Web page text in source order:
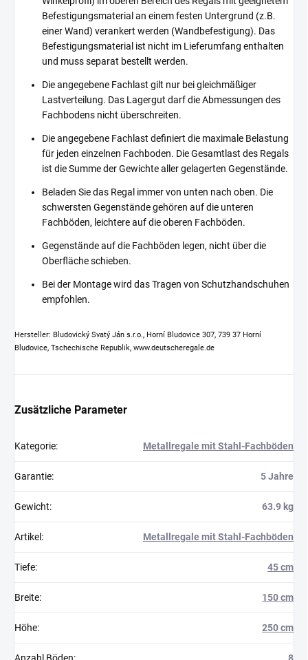
Befestigungsmaterial an einem festen Untergrund (z.B.
einer Wand) verankert werden (Wandbefestigung). Das
Befestigungsmaterial ist nicht im Lieferumfang enthalten
und muss separat bestellt werden.
Die angegebene Fachlast gilt nur bei gleichmäßiger
Lastverteilung. Das Lagergut darf die Abmessungen des
Fachbodens nicht überschreiten.
Die angegebene Fachlast definiert die maximale Belastung
für jeden einzelnen Fachboden. Die Gesamtlast des Regals
ist die Summe der Gewichte aller gelagerten Gegenstände.
Beladen Sie das Regal immer von unten nach oben. Die
schwersten Gegenstände gehören auf die unteren
Fachböden, leichtere auf die oberen Fachböden.
Gegenstände auf die Fachböden legen, nicht über die
Oberfläche schieben.
Bei der Montage wird das Tragen von Schutzhandschuhen
empfohlen.
Hersteller: Bludovický Svatý Ján s.r.o., Horní Bludovice 307, 739 37 Horní
Bludovice, Tschechische Republik, www.deutscheregale.de
Zusätzliche Parameter
Kategorie: Metallregale mit Stahl-Fachböden
Garantie: 5 Jahre
Gewicht: 63.9 kg
Artikel : Metallregale mit Stahl-Fachböden
Tiefe: 45 cm
Breite: 150 cm
Höhe: 250 cm